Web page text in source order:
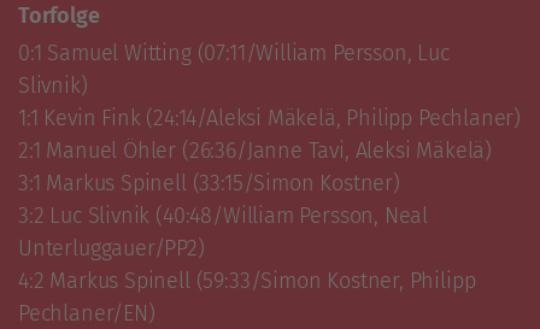
Torfolge
0:1 Samuel Witting (07:11/William Persson, Luc
Slivnik)
1:1 Kevin Fink (24:14/Aleksi Mäkelä, Philipp Pechlaner)
2:1 Manuel Öhler (26:36/Janne Tavi, Aleksi Mäkelä)
3:1 Markus Spinell (33:15/Simon Kostner)
3:2 Luc Slivnik (40:48/William Persson, Neal
Unterluggauer/PP2)
4:2 Markus Spinell (59:33/Simon Kostner, Philipp
Pechlaner/EN)